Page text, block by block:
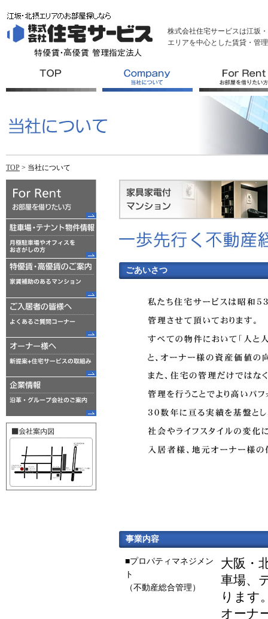
株式会社住宅サービスは江坂
エリアを中心とした賃貸・管
TOP > 当社について
ごあいさつ
事業内容
■プロパティマネジメン
ト
（不動産総合管理）
大阪・
車場、
ります
オーナ